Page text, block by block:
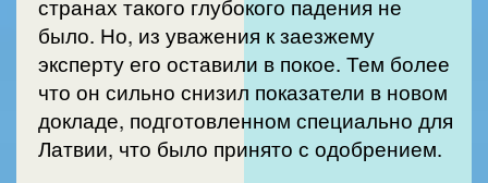
странах такого глубокого падения не
было. Но, из уважения к заезжему
эксперту его оставили в покое. Тем более
что он сильно снизил показатели в новом
докладе, подготовленном специально для
Латвии, что было принято с одобрением.